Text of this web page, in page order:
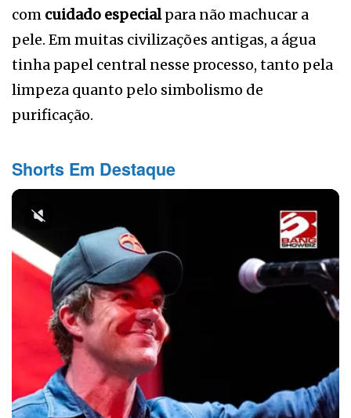
com cuidado especialpara não machucar a
pele. Em muitas civilizações antigas, a água
tinha papel central nesse processo, tanto pela
limpeza quanto pelo simbolismo de
purificação.
Shorts Em Destaque